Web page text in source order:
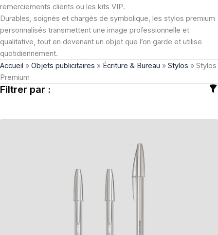
remerciements clients ou les kits VIP.
Durables, soignés et chargés de symbolique, les stylos premium
personnalisés transmettent une image professionnelle et
qualitative, tout en devenant un objet que l’on garde et utilise
quotidiennement.
Accueil » Objets publicitaires » Écriture & Bureau » Stylos » Stylos
Premium
Filtrer par :